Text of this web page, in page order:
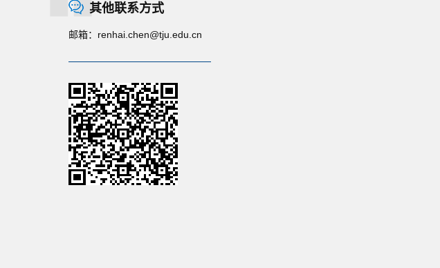
其他联系方式
邮箱： renhai.chen@tju.edu.cn